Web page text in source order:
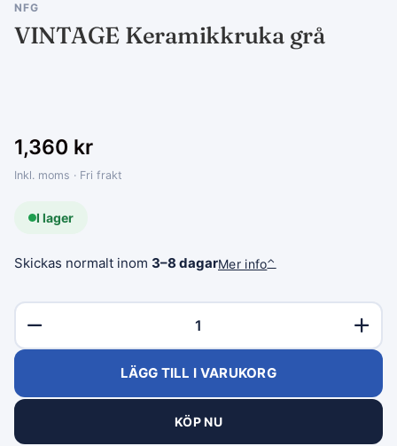
NFG
VINTAGE Keramikkruka grå
1,360 kr
Inkl. moms · Fri frakt
I lager
Skickas normalt inom 3–8 dagarMer info⌃
LÄGG TILL I VARUKORG
KÖP NU